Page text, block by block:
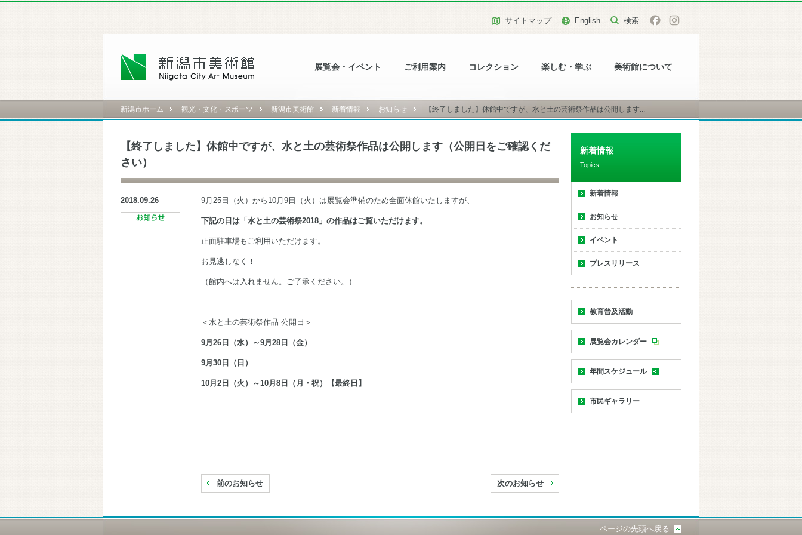
展覧会・イベント ご利用案内 コレクション 楽しむ・学ぶ 美術館について
サイトマップ English
新潟市ホーム 観光・文化・スポーツ 新潟市美術館 新着情報 お知らせ 【終了しました】休館中ですが、水と土の芸術祭作品は公開します...
【終了しました】休館中ですが、水と土の芸術祭作品は公開します（公開日をご確認くだ
さい）
2018.09.26 9月25日（火）から10月9日（火）は展覧会準備のため全面休館いたしますが、
下記の日は「水と土の芸術祭2018」の作品はご覧いただけます。
正面駐車場もご利用いただけます。
お見逃しなく！
（館内へは入れません。ご了承ください。）
＜水と土の芸術祭作品 公開日＞
9月26日（水）～9月28日（金）
9月30日（日）
10月2日（火）～10月8日（月・祝）【最終日】
前のお知らせ 次のお知らせ
新着情報
Topics
新着情報
お知らせ
イベント
プレスリリース
教育普及活動
展覧会カレンダー
年間スケジュール
市民ギャラリー
ページの先頭へ戻る